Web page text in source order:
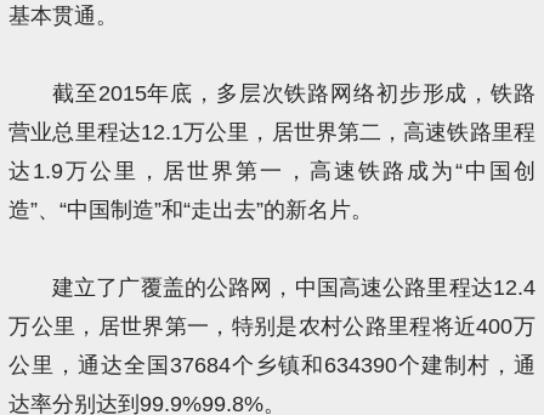
基本贯通。
截至2015年底，多层次铁路网络初步形成，铁路
营业总里程达12.1万公里，居世界第二，高速铁路里程
达1.9万公里，居世界第一，高速铁路成为“中国创
造”、“中国制造”和“走出去”的新名片。
建立了广覆盖的公路网，中国高速公路里程达12.4
万公里，居世界第一，特别是农村公路里程将近400万
公里，通达全国37684个乡镇和634390个建制村，通
达率分别达到99.9%99.8%。